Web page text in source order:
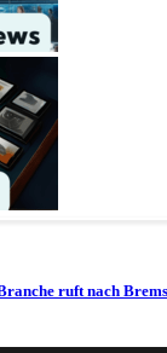
ruft nach